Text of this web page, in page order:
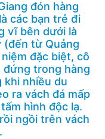
đón hàng
các bạn trẻ đi
vĩ bên dưới là
(đến từ Quảng
đặc biệt, cô
đứng trong hàng
khi nhiều du
ra vách đá mấp
hình độc lạ.
ngồi trên vách